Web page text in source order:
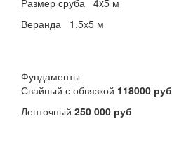
Размер сруба 4x5 м
Веранда
1,5х5 м
Фундаменты
Свайный с обвязкой 118000 руб
Ленточный 250 000 руб